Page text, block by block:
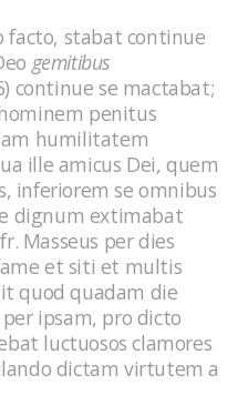
facto, stabat continue
gemitibus
continue se mactabat;
penitus
humilitatem
ille amicus Dei, quem
inferiorem se omnibus
dignum extimabat
Masseus per dies
et siti et multis
quod quadam die
ipsam, pro dicto
luctuosos clamores
dictam virtutem a